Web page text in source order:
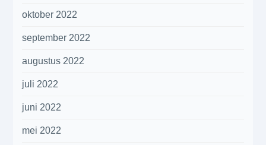
oktober 2022
september 2022
augustus 2022
juli 2022
juni 2022
mei 2022